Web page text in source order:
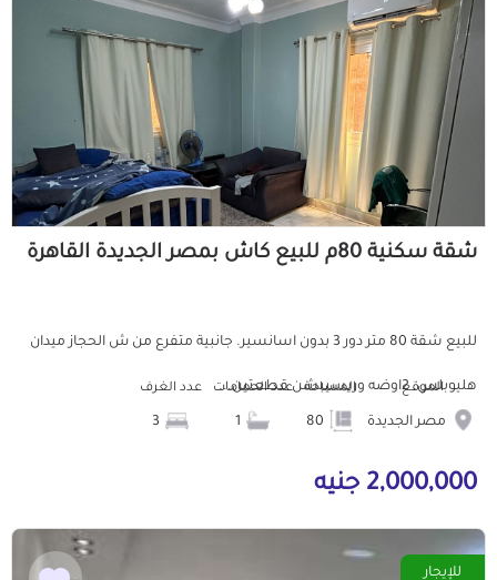
شقة سكنية 80م للبيع كاش بمصر الجديدة القاهرة
للبيع شقة 80 متر دور 3 بدون اسانسير. جانبية متفرع من ش الحجاز ميدان
هليوبلس. 2اوضه وريسيبشن قطعتين...
الموقع
مصر الجديدة
المساحة عدد الحمامات عدد الغرف
2,000,000 جنيه
للإيجار